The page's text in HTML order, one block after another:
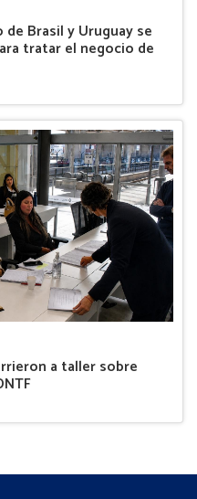
Brasil y Uruguay se
tratar el negocio de
a taller sobre